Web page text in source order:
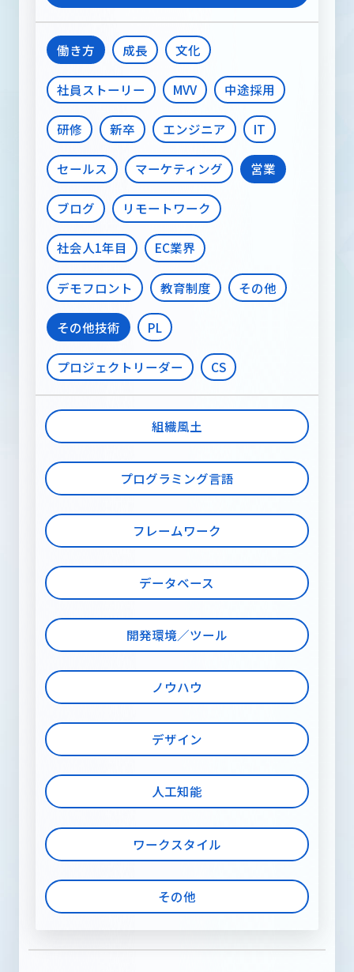
働き方 成長 文化
社員ストーリー MVV 中途採用
研修 新卒 エンジニア IT
セールス マーケティング 営業
ブログ リモートワーク
社会人1年目 EC業界
デモフロント 教育制度 その他
その他技術 PL
プロジェクトリーダー CS
組織風土
プログラミング言語
フレームワーク
データベース
開発環境／ツール
ノウハウ
デザイン
人工知能
ワークスタイル
その他